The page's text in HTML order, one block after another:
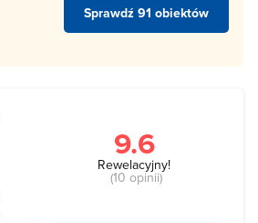
Sprawdź 91 obiektów
9.6
Rewelacyjny!
(10 opinii)